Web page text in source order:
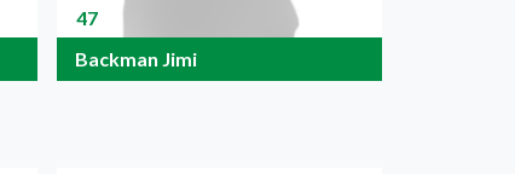
47
Backman Jimi